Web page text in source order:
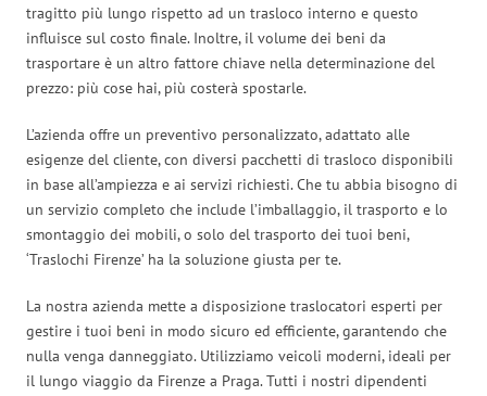
tragitto più lungo rispetto ad un trasloco interno e questo
influisce sul costo finale. Inoltre, il volume dei beni da
trasportare è un altro fattore chiave nella determinazione del
prezzo: più cose hai, più costerà spostarle.
L’azienda offre un preventivo personalizzato, adattato alle
esigenze del cliente, con diversi pacchetti di trasloco disponibili
in base all’ampiezza e ai servizi richiesti. Che tu abbia bisogno di
un servizio completo che include l’imballaggio, il trasporto e lo
smontaggio dei mobili, o solo del trasporto dei tuoi beni,
‘Traslochi Firenze’ ha la soluzione giusta per te.
La nostra azienda mette a disposizione traslocatori esperti per
gestire i tuoi beni in modo sicuro ed efficiente, garantendo che
nulla venga danneggiato. Utilizziamo veicoli moderni, ideali per
il lungo viaggio da Firenze a Praga. Tutti i nostri dipendenti